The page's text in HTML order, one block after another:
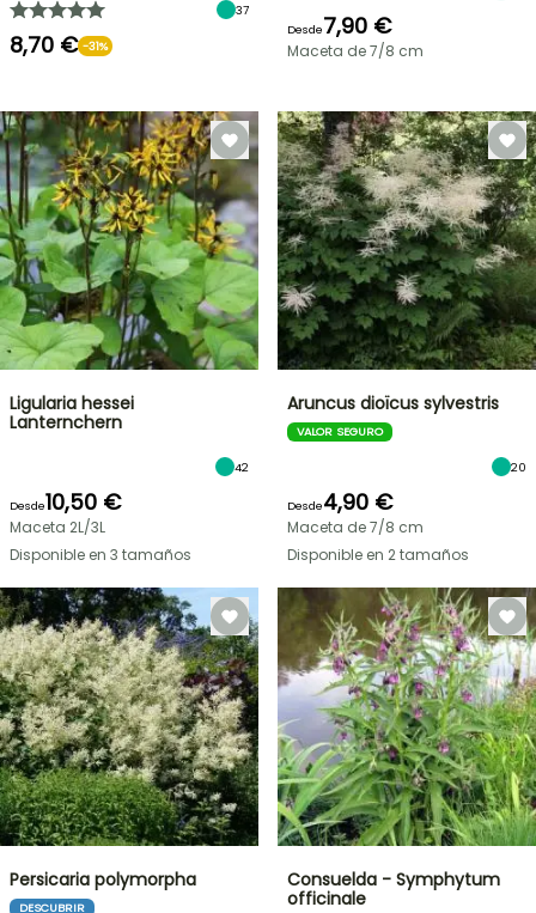
37
8,70 € -31%
Desde7,90 €
Maceta de 7/8 cm
Ligularia hessei
Lanternchern
42
Desde10,50 €
Maceta 2L/3L
Disponible en 3 tamaños
Aruncus dioïcus sylvestris
VALOR SEGURO
20
Desde4,90 €
Maceta de 7/8 cm
Disponible en 2 tamaños
Persicaria polymorpha
DESCUBRIR
Consuelda - Symphytum
officinale